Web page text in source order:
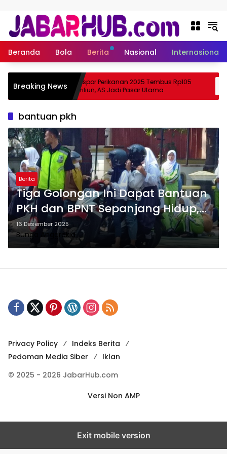
Beranda Bola Berita Nasional Internasional
Breaking News
Suzuki?
Ekspor Perikanan 2025 Tembus Rp105
Triliun, AS Jadi Pasar Utama
bantuan pkh
Berita
Tiga Golongan Ini Dapat Bantuan
PKH dan BPNT Sepanjang Hidup,
Cair Dua Kali
16 Desember 2025
Bunga Anggrekia
Privacy Policy
Indeks Berita
Pedoman Media Siber
Iklan
© 2025 - 2026 JabarHub.com
Versi Non AMP
Exit mobile version